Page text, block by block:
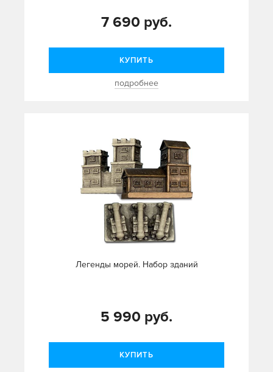
7 690 руб.
КУПИТЬ
подробнее
Легенды морей. Набор зданий
5 990 руб.
КУПИТЬ